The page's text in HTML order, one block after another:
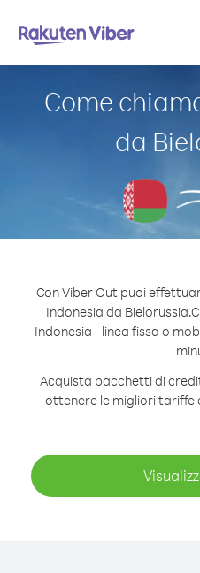
Come
da
Con Viber Out puoi
Indonesia da Bielorussia.
Indonesia - linea fissa o
Acquista pacchetti di
ottenere le migliori tariffe